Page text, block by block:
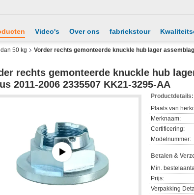
Video's Over ons fabriekstour
50 kg
Vorder rechts gemonteerde knuckle hub lager
rechts gemonteerde knuckle hub
2011-2006 2335507 KK21-3295-AA
Productdetails:
Plaats van
Merknaam:
Certificering:
Modelnummer:
Betalen &
Min.
Prijs:
Verpakking